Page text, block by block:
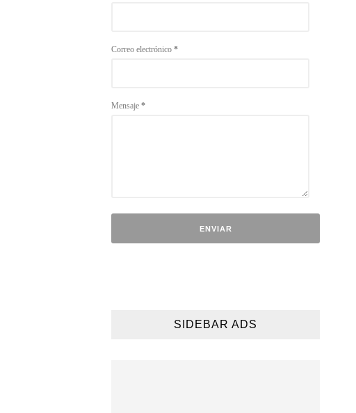
Correo electrónico *
Mensaje *
SIDEBAR ADS